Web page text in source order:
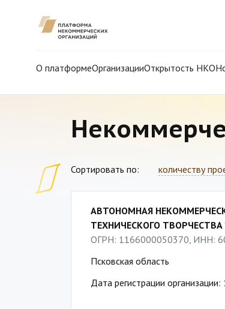
О платформеОрганизацииОткрытость НКО
Сортировать по: количеству
АВТОНОМНАЯ
ТЕХНИЧЕСКОГО
ОГРН: 1166000050370, ИНН:
Псковская область
Дата регистрации